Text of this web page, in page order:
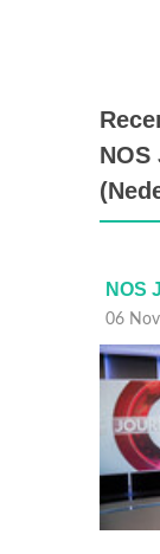
NOS
NOS
06